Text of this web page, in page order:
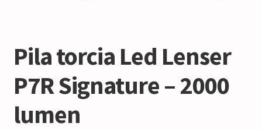
Pila torcia Led Lenser
P7R Signature – 2000
lumen